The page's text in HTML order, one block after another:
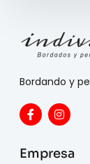
Bordando y
Empresa